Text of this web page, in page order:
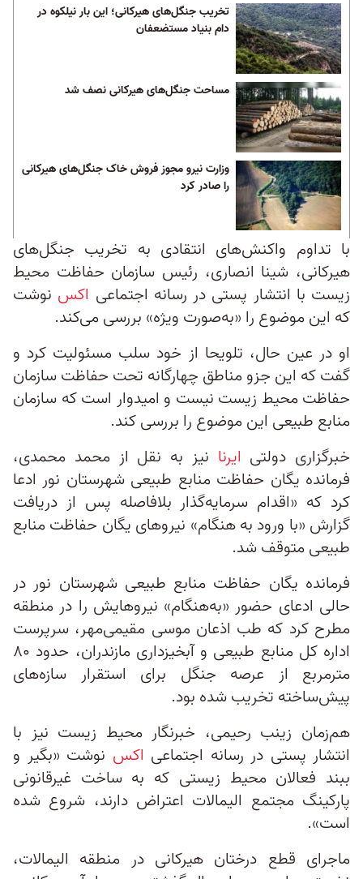
تخریب جنگل‌های هیرکانی؛ این بار نیلکوه در
دام بنیاد مستضعفان
مساحت جنگل‌های هیرکانی نصف شد
وزارت نیرو مجوز فروش خاک جنگل‌های هیرکانی
را صادر کرد
با تداوم واکنش‌های انتقادی به تخریب جنگل‌های
هیرکانی، شینا انصاری، رئیس سازمان حفاظت محیط
زیست با انتشار پستی در رسانه اجتماعی اکس نوشت
که این موضوع را «به‌صورت ویژه» بررسی می‌کند.
او در عین حال، تلویحا از خود سلب مسئولیت کرد و
گفت که این جزو مناطق چهارگانه تحت‌ حفاظت سازمان
حفاظت محیط زیست نیست و امیدوار است که سازمان
منابع طبیعی این موضوع را بررسی کند.
خبرگزاری دولتی ایرنا نیز به نقل از محمد محمدی،
فرمانده یگان حفاظت منابع طبیعی شهرستان نور ادعا
کرد که «اقدام سرمایه‌گذار بلافاصله پس از دریافت
گزارش «با ورود به هنگام» نیروهای یگان حفاظت منابع
طبیعی متوقف شد.
فرمانده یگان حفاظت منابع طبیعی شهرستان نور در
حالی ادعای حضور «به‌هنگام» نیروهایش را در منطقه
مطرح کرد که طب اذعان موسی مقیمی‌مهر، سرپرست
اداره کل منابع طبیعی و آبخیزداری مازندران، حدود ۸۰
مترمربع از عرصه جنگل برای استقرار سازه‌های
پیش‌ساخته تخریب شده بود.
هم‌زمان زینب رحیمی، خبرنگار محیط زیست نیز با
انتشار پستی در رسانه اجتماعی اکس نوشت «بگیر و
ببند فعالان محیط زیستی که به ساخت غیرقانونی
پارکینگ مجتمع الیمالات اعتراض دارند، شروع شده
است».
ماجرای قطع درختان هیرکانی در منطقه الیمالات،